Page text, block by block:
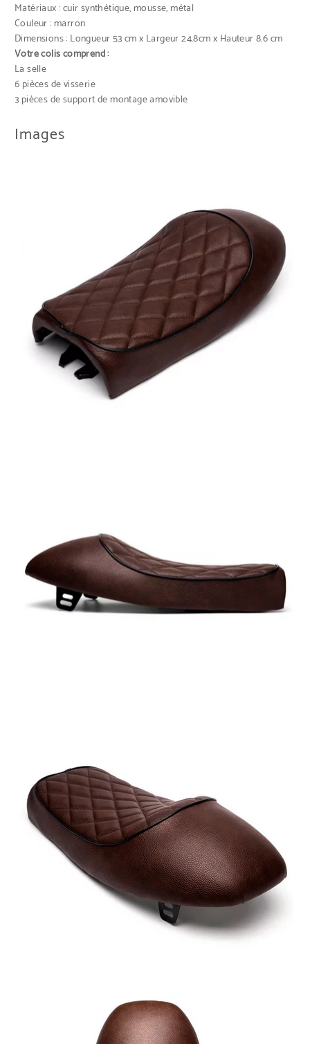
Matériaux : cuir synthétique, mousse, métal
Couleur : marron
Dimensions : Longueur 53 cm x Largeur 24.8cm x Hauteur 8.6 cm
Votre colis comprend :
La selle
6 pièces de visserie
3 pièces de support de montage amovible
Images